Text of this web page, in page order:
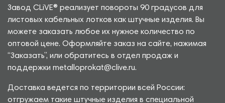
Завод CLiVE® реализует повороты 90 градусов для
листовых кабельных лотков как штучные изделия. Вы
можете заказать любое их нужное количество по
оптовой цене. Оформляйте заказ на сайте, нажимая
“Заказать”, или обратитесь в отдел продаж и
поддержки metalloprokat@clive.ru.
Доставка ведется по территории всей России:
отгружаем такие штучные изделия в специальной